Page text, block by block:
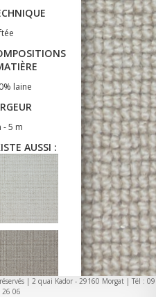
laine
- 5 m
AUSSI :
| 2 quai Kador - 29160 Morgat | Tél : 09
26 06